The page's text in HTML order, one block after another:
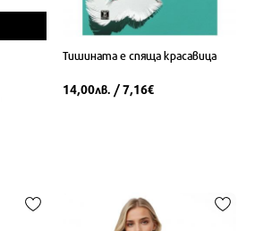
Тишината е спяща красавица
14,00лв. / 7,16€